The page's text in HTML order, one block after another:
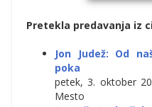
Pretekla predavanja iz
Jon Judež: Od
poka
petek, 3. oktober
Mesto